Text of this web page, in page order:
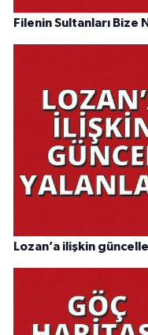
Filenin Sultanları Bize
Lozan’a ilişkin